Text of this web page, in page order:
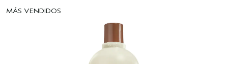
MÁS VENDIDOS